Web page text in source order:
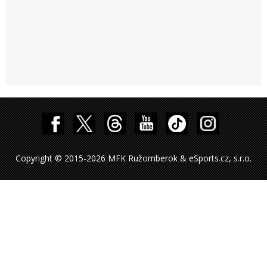
Copyright © 2015-2026 MFK Ružomberok & eSports.cz, s.r.o.